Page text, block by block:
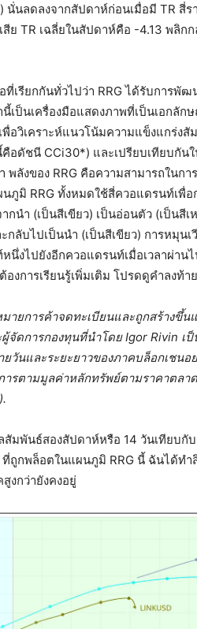
นั่นลดลงจากสัปดาห์ก่อนเมื่อมี TR สี่ร
สีย TR เฉลี่ยในสัปดาห์คือ -4.13 พลิ
เรียกกันทั่วไปว่า RRG ได้รับการพั
เป็นเครื่องมือแสดงภาพที่เป็นเอกลั
พื่อวิเคราะห์แนวโน้มความแข็งแกร่
อดัชนี CCi30*) และเปรียบเทียบกัน
พลังของ RRG คือความสามารถใน
ภูมิ RRG ทั้งหมดใช้สี่ควอแดรนท์เ
กนำ (เป็นสีเขียว) เป็นอ่อนตัว (เป็นสี
กลับไปเป็นนำ (เป็นสีเขียว) การหมุน
งไปยังอีกควอแดรนท์เมื่อเวลาผ่าน
งการเรียนรู้เพิ่มเติม โปรดดูคำลงท้
ายการค้าจดทะเบียนและถูกสร้างขึ้
ดการกองทุนที่นำโดย Igor Rivin เ
ยวันและระยะยาวของภาคบล็อกเชน
รตามมูลค่าหลักทรัพย์ตามราคาตลา
).
มพันธ์สองสัปดาห์หรือ 14 วันเทียบ
ถูกพล็อตในแผนภูมิ RRG นี้ ฉันได้ทำ
งกว่ายังคงอยู่